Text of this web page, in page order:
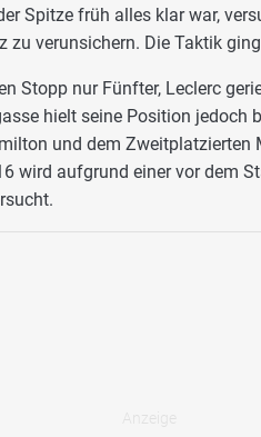
Spitze früh alles klar war,
zu verunsichern. Die Taktik
Stopp nur Fünfter, Leclerc
hielt seine Position jedoch
und dem Zweitplatzierten
wird aufgrund einer vor dem